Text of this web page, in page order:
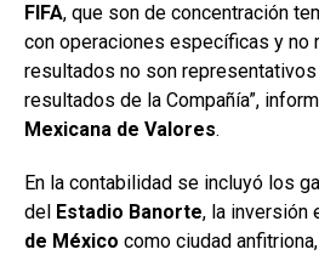
FIFA, que son de concentración
con operaciones específicas y no
resultados no son
resultados de la Compañía”,
Mexicana de Valores.
En la contabilidad se incluyó los
del Estadio Banorte, la inversión
de México como ciudad